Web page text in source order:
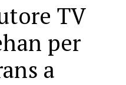
TV
per
a